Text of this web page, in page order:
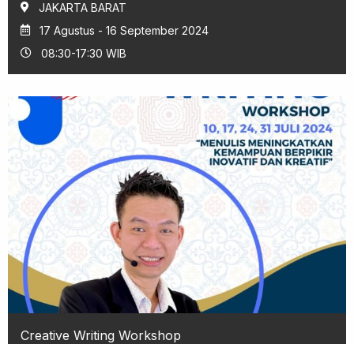
JAKARTA BARAT
17 Agustus - 16 September 2024
08:30-17:30 WIB
Creative Writing Workshop